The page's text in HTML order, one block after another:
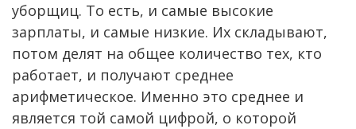
уборщиц. То есть, и самые высокие
зарплаты, и самые низкие. Их складывают,
потом делят на общее количество тех, кто
работает, и получают среднее
арифметическое. Именно это среднее и
является той самой цифрой, о которой